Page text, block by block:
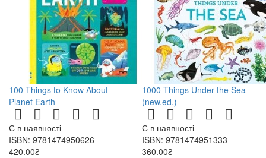
100 Things to Know About
Planet Earth
Є в наявності
ISBN: 9781474950626
420.00₴
1000 Things Under the Sea
(new.ed.)
Є в наявності
ISBN: 9781474951333
360.00₴